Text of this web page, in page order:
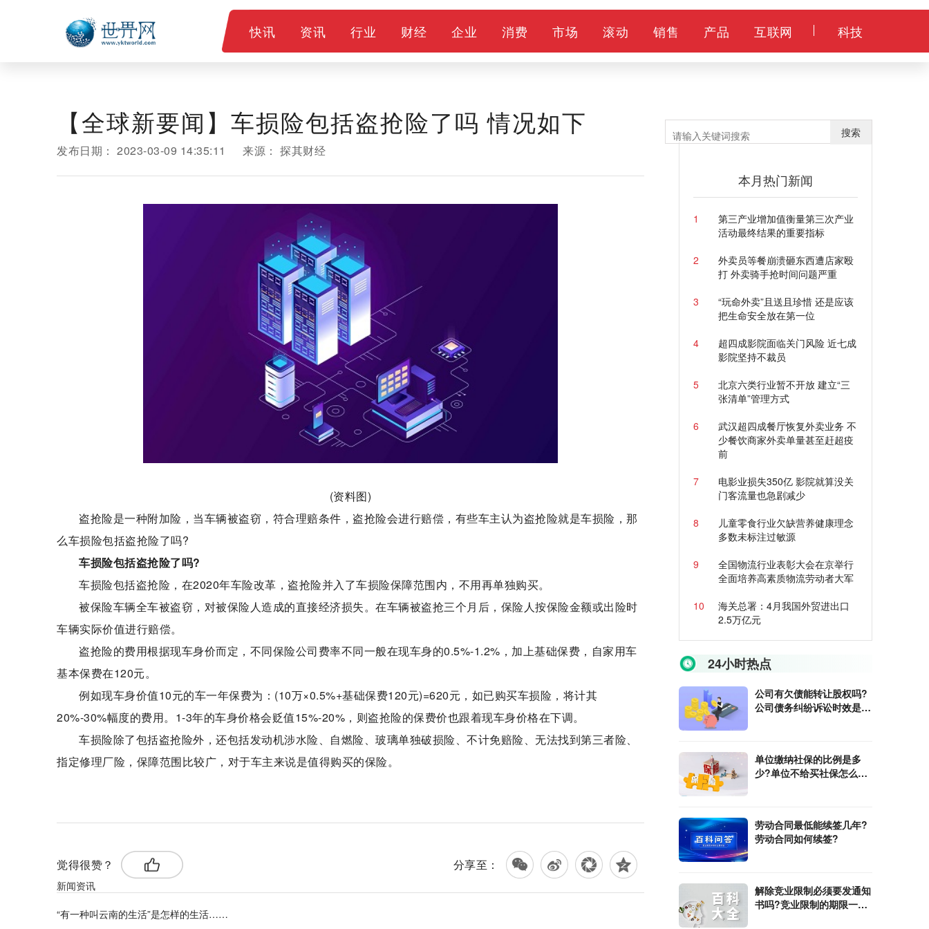
快讯 资讯 行业 财经 企业 消费 市场 滚动 销售 产品 互联网 科技
【全球新要闻】车损险包括盗抢险了吗 情况如下
发布日期： 2023-03-09 14:35:11 来源： 探其财经
(资料图)
盗抢险是一种附加险，当车辆被盗窃，符合理赔条件，盗抢险会进行赔偿，有些车主认为盗抢险就是车损险，那
么车损险包括盗抢险了吗?
车损险包括盗抢险了吗?
车损险包括盗抢险，在2020年车险改革，盗抢险并入了车损险保障范围内，不用再单独购买。
被保险车辆全车被盗窃，对被保险人造成的直接经济损失。在车辆被盗抢三个月后，保险人按保险金额或出险时
车辆实际价值进行赔偿。
盗抢险的费用根据现车身价而定，不同保险公司费率不同一般在现车身的0.5%-1.2%，加上基础保费，自家用车
基本保费在120元。
例如现车身价值10元的车一年保费为：(10万×0.5%+基础保费120元)=620元，如已购买车损险，将计其
20%-30%幅度的费用。1-3年的车身价格会贬值15%-20%，则盗抢险的保费价也跟着现车身价格在下调。
车损险除了包括盗抢险外，还包括发动机涉水险、自燃险、玻璃单独破损险、不计免赔险、无法找到第三者险、
指定修理厂险，保障范围比较广，对于车主来说是值得购买的保险。
觉得很赞？ 分享至：
新闻资讯
“有一种叫云南的生活”是怎样的生活……
搜索
本月热门新闻
1
第三产业增加值衡量第三次产业
活动最终结果的重要指标
2
外卖员等餐崩溃砸东西遭店家殴
打 外卖骑手抢时间问题严重
3
“玩命外卖”且送且珍惜 还是应该
把生命安全放在第一位
4
超四成影院面临关门风险 近七成
影院坚持不裁员
5
北京六类行业暂不开放 建立“三
张清单”管理方式
6
武汉超四成餐厅恢复外卖业务 不
少餐饮商家外卖单量甚至赶超疫
前
7
电影业损失350亿 影院就算没关
门客流量也急剧减少
8
儿童零食行业欠缺营养健康理念
多数未标注过敏源
9
全国物流行业表彰大会在京举行
全面培养高素质物流劳动者大军
10
海关总署：4月我国外贸进出口
2.5万亿元
24小时热点
公司有欠债能转让股权吗?
公司债务纠纷诉讼时效是多
单位缴纳社保的比例是多
少?单位不给买社保怎么投
劳动合同最低能续签几年?
劳动合同如何续签?
解除竞业限制必须要发通知
书吗?竞业限制的期限一般